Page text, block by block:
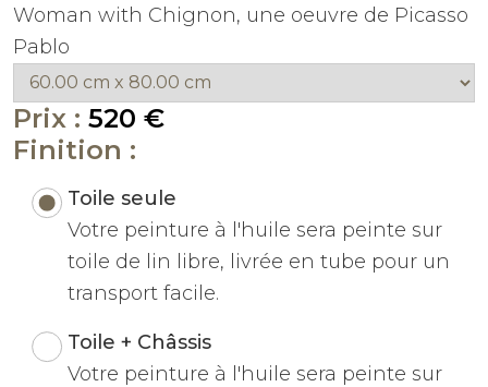
Woman with Chignon, une oeuvre de Picasso
Pablo
Prix : 520 €
Finition :
Toile seule
Votre peinture à l'huile sera peinte sur
toile de lin libre, livrée en tube pour un
transport facile.
Toile + Châssis
Votre peinture à l'huile sera peinte sur